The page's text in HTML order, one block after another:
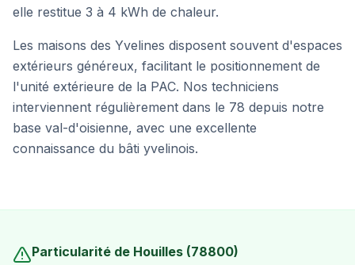
elle restitue 3 à 4 kWh de chaleur.
Les maisons des Yvelines disposent souvent d'espaces
extérieurs généreux, facilitant le positionnement de
l'unité extérieure de la PAC. Nos techniciens
interviennent régulièrement dans le 78 depuis notre
base val-d'oisienne, avec une excellente
connaissance du bâti yvelinois.
Particularité de Houilles (78800)